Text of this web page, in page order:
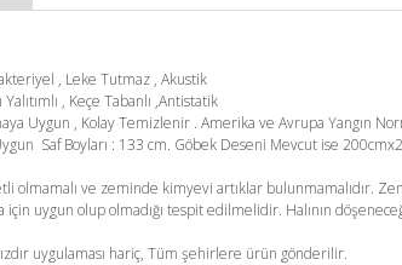
, Leke Tutmaz , Akustik
, Keçe Tabanlı ,Antistatik
Uygun , Kolay Temizlenir . Amerika ve Avrupa Yangın
Saf Boyları : 133 cm. Göbek Deseni Mevcut ise
olmamalı ve zeminde kimyevi artıklar bulunmamalıdır.
uygun olup olmadığı tespit edilmelidir. Halının
uygulaması hariç, Tüm şehirlere ürün gönderilir.